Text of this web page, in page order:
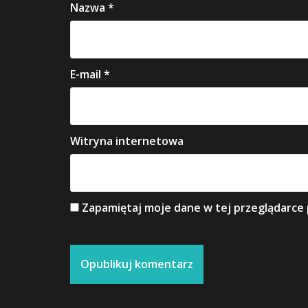
Nazwa *
E-mail *
Witryna internetowa
Zapamiętaj moje dane w tej